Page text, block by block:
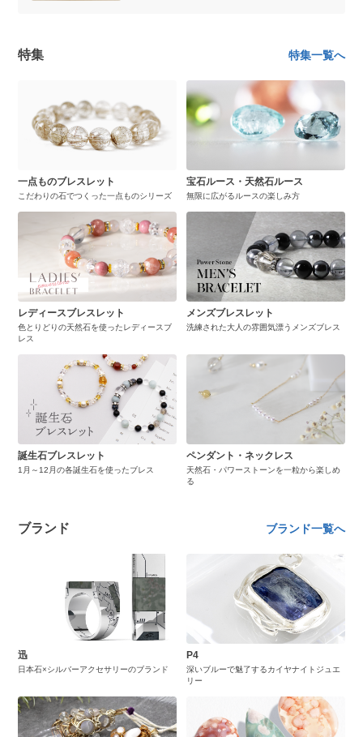
特集 特集一覧へ
一点ものブレスレット
こだわりの石でつくった一点ものシリーズ
宝石ルース・天然石ルース
無限に広がるルースの楽しみ方
レディースブレスレット
色とりどりの天然石を使ったレディースブ
レス
メンズブレスレット
洗練された大人の雰囲気漂うメンズブレス
誕生石ブレスレット
1月～12月の各誕生石を使ったブレス
ペンダント・ネックレス
天然石・パワーストーンを一粒から楽しめ
る
ブランド ブランド一覧へ
迅
日本石×シルバーアクセサリーのブランド
P4
深いブルーで魅了するカイヤナイトジュエ
リー